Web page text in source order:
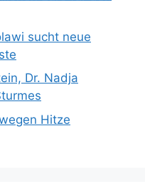
sucht neue
Dr. Nadja
Hitze